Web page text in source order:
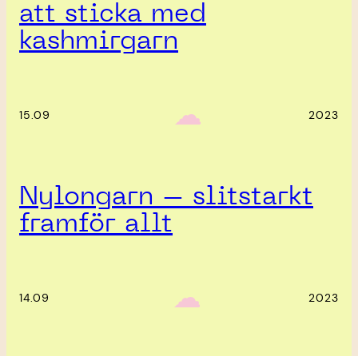
att sticka med
kashmirgarn
15.09 ‎ ‎‎ ☁︎‎‎ 2023
Nylongarn – slitstarkt
framför allt
14.09 ‎ ‎‎ ☁︎‎‎ 2023